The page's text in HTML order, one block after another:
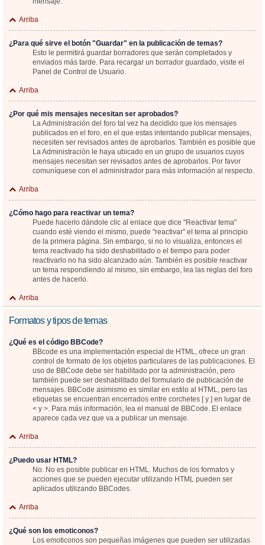
Arriba
¿Para qué sirve el botón "Guardar" en la publicación de temas?
Esto le permitirá guardar borradores que serán completados y
enviados más tarde. Para recargar un borrador guardado, visite el
Panel de Control de Usuario.
Arriba
¿Por qué mis mensajes necesitan ser aprobados?
La Administración del foro tal vez ha decidido que los mensajes
publicados en el foro, en el que estas intentando publicar mensajes,
necesiten ser revisados antes de aprobarlos. También es posible que
La Administración le haya ubicado en un grupo de usuarios cuyos
mensajes necesitan ser revisados antes de aprobarlos. Por favor
comuníquese con el administrador para más información al respecto.
Arriba
¿Cómo hago para reactivar un tema?
Puede hacerlo dándole clic al enlace que dice "Reactivar tema"
cuando esté viendo el mismo, puede "reactivar" el tema al principio
de la primera página. Sin embargo, si no lo visualiza, entonces el
tema reactivado ha sido deshabilitado o el tiempo para poder
reactivarlo no ha sido alcanzado aún. También es posible reactivar
un tema respondiendo al mismo, sin embargo, lea las reglas del foro
antes de hacerlo.
Arriba
Formatos y tipos de temas
¿Qué es el código BBCode?
BBcode es una implementación especial de HTML, ofrece un gran
control de formato de los objetos particulares de las publicaciones. El
uso de BBCode debe ser habilitado por la administración, pero
también puede ser deshabilitado del formulario de publicación de
mensajes. BBCode asimismo es similar en estilo al HTML, pero las
etiquetas se encuentran encerrados entre corchetes [ y ] en lugar de
< y >. Para más información, lea el manual de BBCode. El enlace
aparece cada vez que va a publicar un mensaje.
Arriba
¿Puedo usar HTML?
No. No es posible publicar en HTML. Muchos de los formatos y
acciones que se pueden ejecutar utilizando HTML pueden ser
aplicados utilizando BBCodes.
Arriba
¿Qué son los emoticonos?
Los emoticonos son pequeñas imágenes que pueden ser utilizadas